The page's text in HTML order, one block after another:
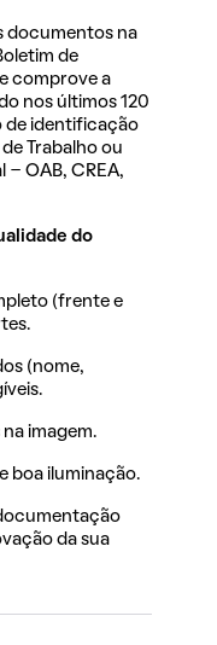
documentos na
de
comprove a
nos últimos 120
de identificação
Trabalho ou
- OAB, CREA,
do
(frente e
(nome,
imagem.
boa iluminação.
da sua